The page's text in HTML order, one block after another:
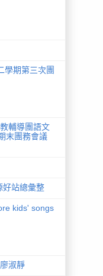
學期第三次團
輔導團語文
末團務會議
好站總彙整
kids' songs
淑靜